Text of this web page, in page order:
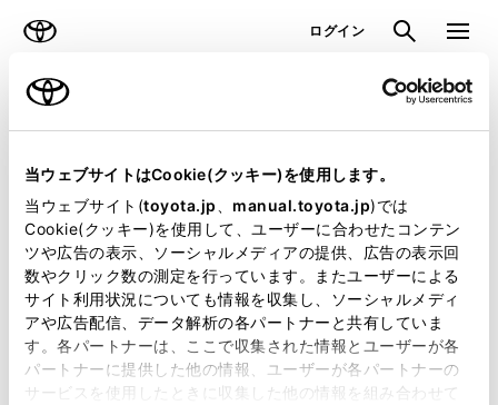
当ウェブサイトはCookie(クッキー)を使用します。
当ウェブサイト(toyota.jp manual.toyota.jp)では
Cookie(クッキー)を使用して、ユーザーに合わせたコンテン
ツや広告の表示、ソーシャルメディアの提供、広告の表示回
数やクリック数の測定を行っています。またユーザーによる
サイト利用状況についても情報を収集し、ソーシャルメディ
アや広告配信、データ解析の各パートナーと共有していま
す。各パートナーは、ここで収集された情報とユーザーが各
パートナーに提供した他の情報、ユーザーが各パートナーの
サービスを使用したときに収集した他の情報を組み合わせて
ログイン 検索 メニュ
ラインアップ トピックス
購入相談
購入相談するお店の探し⽅をお選びください。
選択車種（変更）
クラウン（スポーツ）